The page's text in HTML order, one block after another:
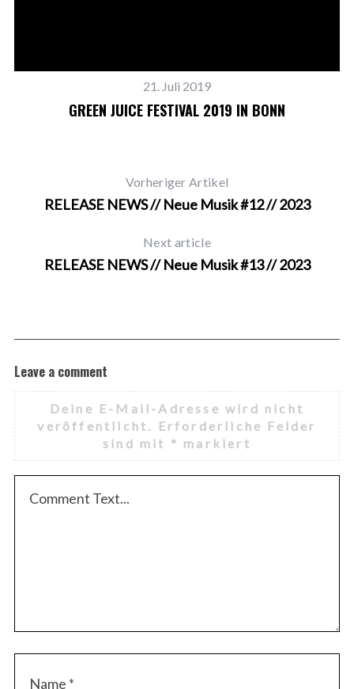
21. Juli 2019
GREEN JUICE FESTIVAL 2019 IN BONN
Vorheriger Artikel
RELEASE NEWS // Neue Musik #12 // 2023
Next article
RELEASE NEWS // Neue Musik #13 // 2023
Leave a comment
Deine E-Mail-Adresse wird nicht
veröffentlicht.
Erforderliche Felder
sind mit * markiert